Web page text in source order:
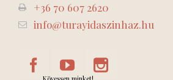
+36 70 607 2620
info@turayidaszinhaz.hu